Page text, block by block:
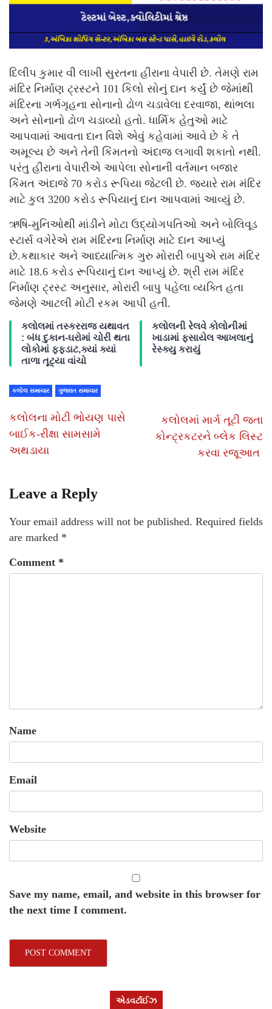
દિલીપ કુમાર વી લાખી સુરતના હીરાના વેપારી છે. તેમણે રામ
મંદિર નિર્માણ ટ્રસ્ટને 101 કિલો સોનું દાન કર્યું છે જેમાંથી
મંદિરના ગર્ભગૃહના સોનાનો ઢોળ ચડાવેલા દરવાજા, થાંભલા
અને સોનાનો ઢોળ ચડાવ્યો હતો. ધાર્મિક હેતુઓ માટે
આપવામાં આવતા દાન વિશે એવું કહેવામાં આવે છે કે તે
અમૂલ્ય છે અને તેની કિંમતનો અંદાજ લગાવી શકાતો નથી.
પરંતુ હીરાના વેપારીએ આપેલા સોનાની વર્તમાન બજાર
કિંમત અંદાજે 70 કરોડ રૂપિયા જેટલી છે. જ્યારે રામ મંદિર
માટે કુલ 3200 કરોડ રૂપિયાનું દાન આપવામાં આવ્યું છે.
ઋષિ-મુનિઓથી માંડીને મોટા ઉદ્યોગપતિઓ અને બોલિવૂડ
સ્ટાર્સ વગેરેએ રામ મંદિરના નિર્માણ માટે દાન આપ્યું
છે.કથાકાર અને આધ્યાત્મિક ગુરુ મોરારી બાપુએ રામ મંદિર
માટે 18.6 કરોડ રૂપિયાનું દાન આપ્યું છે. શ્રી રામ મંદિર
નિર્માણ ટ્રસ્ટ અનુસાર, મોરારી બાપુ પહેલા વ્યક્તિ હતા
જેમણે આટલી મોટી રકમ આપી હતી.
કલોલમાં તસ્કરરાજ યથાવત
: બંધ દુકાન-ઘરોમાં ચોરી થતા
લોકોમાં ફફડાટ,ક્યાં ક્યાં
તાળા તૂટ્યા વાંચો
કલોલની રેલવે કોલોનીમાં
ખાડામાં ફસાયેલ આખલાનું
રેસ્ક્યુ કરાયું
કલોલ સમાચાર ગુજરાત સમાચાર
કલોલના મોટી ભોયણ પાસે
બાઈક-રીક્ષા સામસામે
અથડાયા
કલોલમાં માર્ગ તૂટી જતા
કોન્ટ્રકટરને બ્લેક લિસ્ટ
કરવા રજૂઆત
Leave a Reply
Your email address will not be published. Required fields
are marked *
Comment *
Name
Email
Website
Save my name, email, and website in this browser for
the next time I comment.
એડવર્ટાઈઝ